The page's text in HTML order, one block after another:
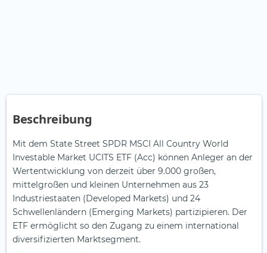
Beschreibung
Mit dem State Street SPDR MSCI All Country World
Investable Market UCITS ETF (Acc) können Anleger an der
Wertentwicklung von derzeit über 9.000 großen,
mittelgroßen und kleinen Unternehmen aus 23
Industriestaaten (Developed Markets) und 24
Schwellenländern (Emerging Markets) partizipieren. Der
ETF ermöglicht so den Zugang zu einem international
diversifizierten Marktsegment.